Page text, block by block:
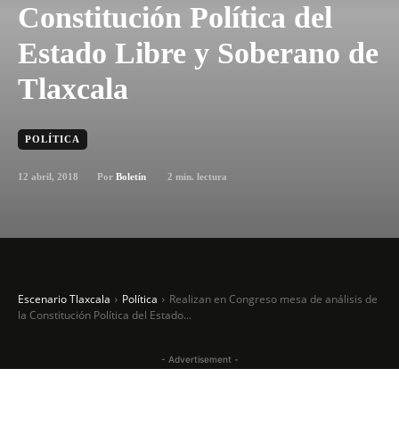
Constitución Política del
Estado Libre y Soberano de
Tlaxcala
POLÍTICA
12 abril, 2018 Por Boletín 2 min. lectura
Escenario Tlaxcala Política
Realizan en Congreso mesa de análisis de
la Constitución Política del Estado...
- Advertisement -